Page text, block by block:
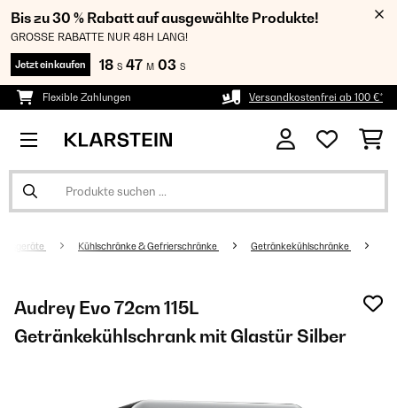
Bis zu 30 % Rabatt auf ausgewählte Produkte!
GROSSE RABATTE NUR 48H LANG!
Jetzt einkaufen 18 S 47 M 02 S
Flexible Zahlungen Versandkostenfrei ab 100 €*
Kühlschränke & Gefrierschränke Getränkekühlschränke
Audrey Evo 72cm 115L
Getränkekühlschrank mit Glastür​ Silber